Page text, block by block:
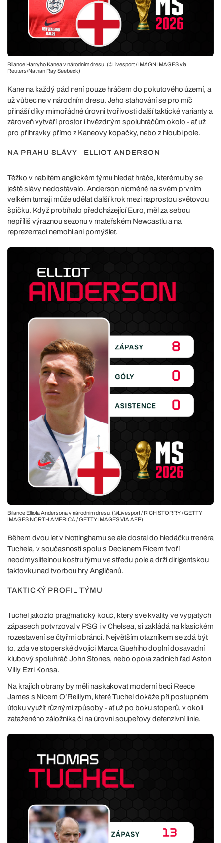
Bilance Harryho Kanea v národním dresu. (©Livesport / IMAGN IMAGES via
Reuters/Nathan Ray Seebeck)
Kane na každý pád není pouze hráčem do pokutového území, a
už vůbec ne v národním dresu. Jeho stahování se pro míč
přináší díky mimořádné úrovni tvořivosti další taktické varianty a
zároveň vytváří prostor i hvězdným spoluhráčům okolo - ať už
pro přihrávky přímo z Kaneovy kopačky, nebo z hloubi pole.
NA PRAHU SLÁVY - ELLIOT ANDERSON
Těžko v nabitém anglickém týmu hledat hráče, kterému by se
ještě slávy nedostávalo. Anderson nicméně na svém prvním
velkém turnaji může udělat další krok mezi naprostou světovou
špičku. Když probíhalo předcházející Euro, měl za sebou
nepříliš výraznou sezonu v mateřském Newcastlu a na
reprezentaci nemohl ani pomýšlet.
Bilance Elliota Andersona v národním dresu. (©Livesport / RICH STORRY / GETTY
IMAGES NORTH AMERICA / GETTY IMAGES VIA AFP)
Během dvou let v Nottinghamu se ale dostal do hledáčku trenéra
Tuchela, v současnosti spolu s Declanem Ricem tvoří
neodmyslitelnou kostru týmu ve středu pole a drží dirigentskou
taktovku nad tvorbou hry Angličanů.
TAKTICKÝ PROFIL TÝMU
Tuchel jakožto pragmatický kouč, který své kvality ve vypjatých
zápasech potvrzoval v PSG i v Chelsea, si zakládá na klasickém
rozestavení se čtyřmi obránci. Největším otazníkem se zdá být
to, zda ve stoperské dvojici Marca Guehiho doplní dosavadní
klubový spoluhráč John Stones, nebo opora zadních řad Aston
Villy Ezri Konsa.
Na krajích obrany by měli naskakovat moderní beci Reece
James s Nicem O’Reillym, které Tuchel dokáže při postupném
útoku využít různými způsoby - ať už po boku stoperů, v okolí
zataženého záložníka či na úrovni soupeřovy defenzivní linie.